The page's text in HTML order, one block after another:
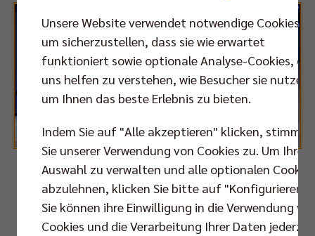
Die Preisträger der Galaveranstaltung "Champions
2013".
Foto: Camera4
Unsere Website verwendet notwendige Cookies,
um sicherzustellen, dass sie wie erwartet
funktioniert sowie optionale Analyse-Cookies, die
uns helfen zu verstehen, wie Besucher sie nutzen,
um Ihnen das beste Erlebnis zu bieten.
Indem Sie auf "Alle akzeptieren" klicken, stimmen
Sie unserer Verwendung von Cookies zu. Um Ihre
Auswahl zu verwalten und alle optionalen Cookies
abzulehnen, klicken Sie bitte auf "Konfigurieren".
Sie können ihre Einwilligung in die Verwendung
Cookies und die Verarbeitung Ihrer Daten